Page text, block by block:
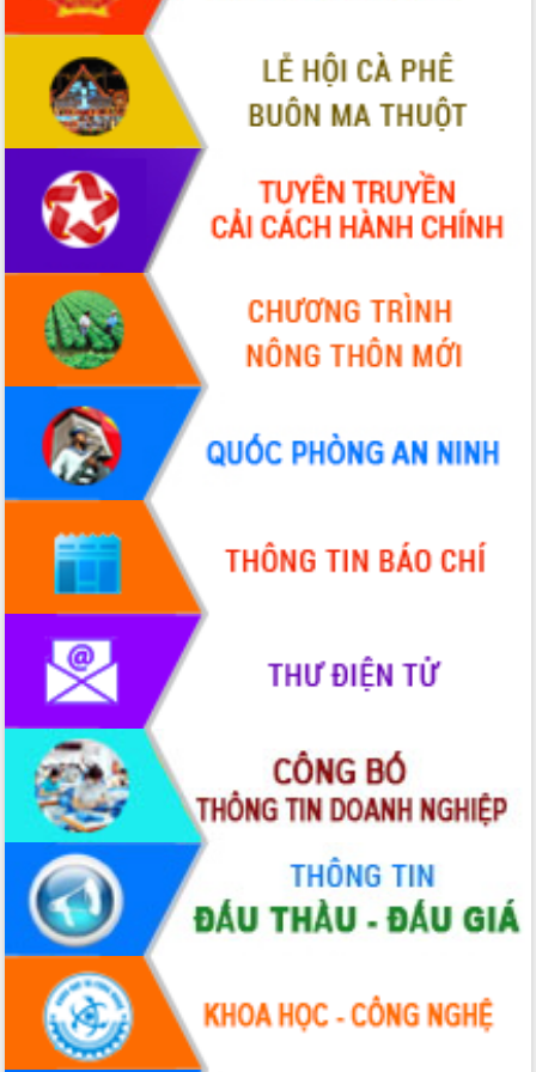
sầu riêng tại Đắk Lắk
Trình diễn nghệ thuật chế biến các
món ăn từ sầu riêng
Đắk Lắk công bố Quy hoạch và xúc
tiến đầu tư tỉnh
Ngành cá ngừ Đắk Lắk chủ động thích
ứng để giữ vững thị trường xuất khẩu
Diễn đàn Kinh tế tư nhân Việt Nam đột
phá cơ chế - Hợp tác công tư
Đề án 06 tạo bước ngoặt đột phá trong
cải cách hành chính tỉnh Đắk Lắk
Kết nối tour, đẩy mạnh chuyển đổi số
để phát triển du lịch Đắk Lắk
Khởi động Dự án Đầu tư xây dựng hạ
tầng kỹ thuật Cụm công nghiệp Tân
Gặp mặt các cơ quan báo chí nhân Kỷ
niệm 101 năm Ngày Báo chí Cách
mạng Việt Nam
Đắk Lắk sơ kết 4 năm triển khai thực
hiện Đề án 06 của Chính phủ
Họp báo thông tin về Hội nghị Công bố
Quy hoạch và Xúc tiến đầu tư tỉnh Đắk
Lắk
Khơi thông điểm nghẽn, đẩy nhanh
giải ngân vốn khắc phục thiên tai
HĐND tỉnh thông qua điều chỉnh Quy
hoạch tỉnh thời kỳ 2021-2030
Hội thảo góp ý hồ sơ điều chỉnh quy
hoạch tỉnh Đắk Lắk thời kỳ 2021-2030,
tầm nhìn đến năm 2050
Nâng cao hiệu quả hoạt động của các
doanh nghiệp nhà nước
Hội nghị triển khai kết nối mạng
truyền số liệu chuyên dùng phục vụ cơ
quan Đảng, Nhà nước
Lễ phát động chuỗi hoạt động chung
tay làm sạch môi trường
Xã Ea Kar bước chuyển mình trong
công tác cải cách hành chính mô hình
mới